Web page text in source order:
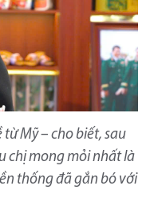
từ Mỹ – cho biết, sau
chị mong mỏi nhất là
thống đã gắn bó với